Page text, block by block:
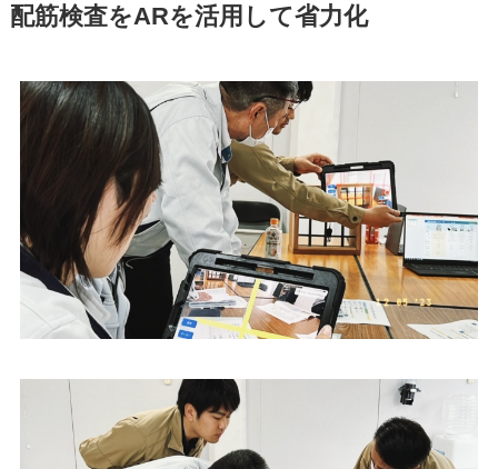
配筋検査をARを活用して省力化